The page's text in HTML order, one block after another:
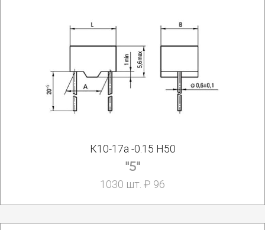
К10-17а -0.15 Н50
"5"
1030 шт. ₽ 96